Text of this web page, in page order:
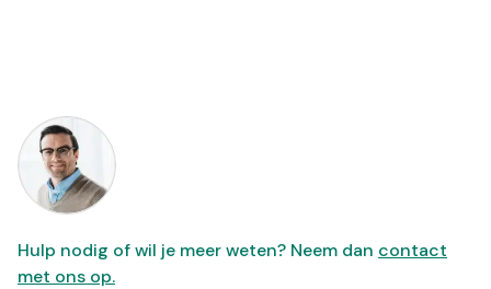
Hulp nodig of wil je meer weten? Neem dan contact
met ons op.